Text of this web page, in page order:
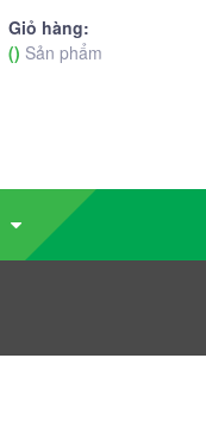
Giỏ hàng:
() Sản phẩm